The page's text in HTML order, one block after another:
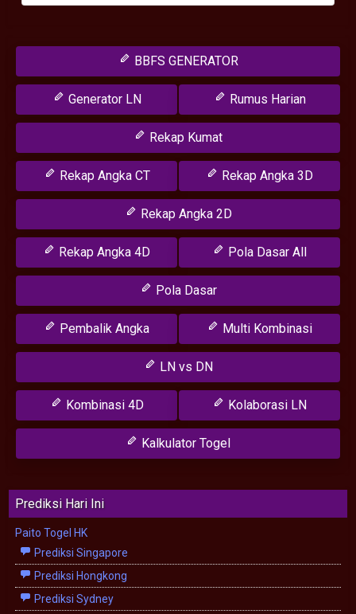
BBFS GENERATOR
Generator LN Rumus Harian
Rekap Kumat
Rekap Angka CT Rekap Angka 3D
Rekap Angka 2D
Rekap Angka 4D Pola Dasar All
Pola Dasar
Pembalik Angka Multi Kombinasi
LN vs DN
Kombinasi 4D Kolaborasi LN
Kalkulator Togel
Prediksi Hari Ini
Paito Togel HK
Prediksi Singapore
Prediksi Hongkong
Prediksi Sydney